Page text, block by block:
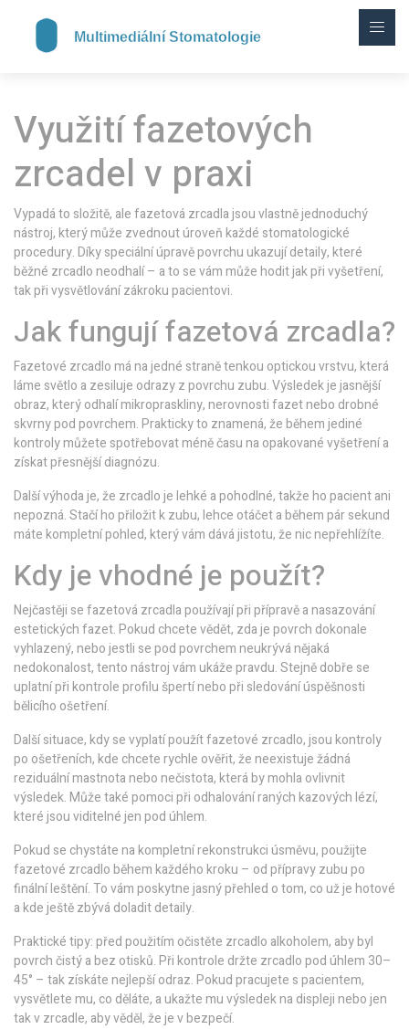
Využití fazetových
zrcadel v praxi
Vypadá to složitě, ale fazetová zrcadla jsou vlastně jednoduchý
nástroj, který může zvednout úroveň každé stomatologické
procedury. Díky speciální úpravě povrchu ukazují detaily, které
běžné zrcadlo neodhalí – a to se vám může hodit jak při vyšetření,
tak při vysvětlování zákroku pacientovi.
Jak fungují fazetová zrcadla?
Fazetové zrcadlo má na jedné straně tenkou optickou vrstvu, která
láme světlo a zesiluje odrazy z povrchu zubu. Výsledek je jasnější
obraz, který odhalí mikropraskliny, nerovnosti fazet nebo drobné
skvrny pod povrchem. Prakticky to znamená, že během jediné
kontroly můžete spotřebovat méně času na opakované vyšetření a
získat přesnější diagnózu.
Další výhoda je, že zrcadlo je lehké a pohodlné, takže ho pacient ani
nepozná. Stačí ho přiložit k zubu, lehce otáčet a během pár sekund
máte kompletní pohled, který vám dává jistotu, že nic nepřehlížíte.
Kdy je vhodné je použít?
Nejčastěji se fazetová zrcadla používají při přípravě a nasazování
estetických fazet. Pokud chcete vědět, zda je povrch dokonale
vyhlazený, nebo jestli se pod povrchem neukrývá nějaká
nedokonalost, tento nástroj vám ukáže pravdu. Stejně dobře se
uplatní při kontrole profilu špertí nebo při sledování úspěšnosti
bělicího ošetření.
Další situace, kdy se vyplatí použít fazetové zrcadlo, jsou kontroly
po ošetřeních, kde chcete rychle ověřit, že neexistuje žádná
reziduální mastnota nebo nečistota, která by mohla ovlivnit
výsledek. Může také pomoci při odhalování raných kazových lézí,
které jsou viditelné jen pod úhlem.
Pokud se chystáte na kompletní rekonstrukci úsměvu, použijte
fazetové zrcadlo během každého kroku – od přípravy zubu po
finální leštění. To vám poskytne jasný přehled o tom, co už je hotové
a kde ještě zbývá doladit detaily.
Praktické tipy: před použitím očistěte zrcadlo alkoholem, aby byl
povrch čistý a bez otisků. Při kontrole držte zrcadlo pod úhlem 30–
45° – tak získáte nejlepší odraz. Pokud pracujete s pacientem,
vysvětlete mu, co děláte, a ukažte mu výsledek na displeji nebo jen
tak v zrcadle, aby věděl, že je v bezpečí.